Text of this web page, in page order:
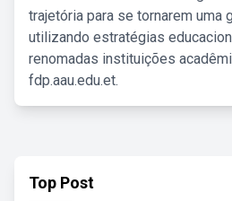
trajetória para se tornarem uma
utilizando estratégias
renomadas instituições
fdp.aau.edu.et.
Top Post